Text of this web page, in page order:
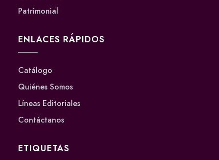
Patrimonial
ENLACES RÁPIDOS
Catálogo
Quiénes Somos
Líneas Editoriales
Contáctanos
ETIQUETAS